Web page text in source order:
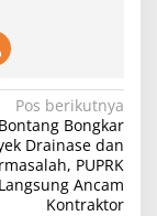
Pos berikutnya
Bongkar
Drainase dan
PUPRK
Langsung Ancam
Kontraktor